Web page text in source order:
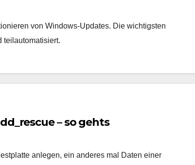
von Windows-Updates. Die wichtigsten
teilautomatisiert.
– so gehts
anlegen, ein anderes mal Daten einer